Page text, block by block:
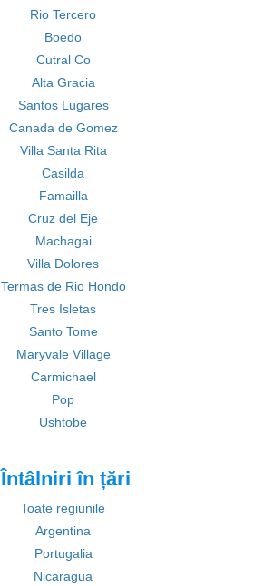
Rio Tercero
Boedo
Cutral Co
Alta Gracia
Santos Lugares
Canada de Gomez
Villa Santa Rita
Casilda
Famailla
Cruz del Eje
Machagai
Villa Dolores
Termas de Rio Hondo
Tres Isletas
Santo Tome
Maryvale Village
Carmichael
Pop
Ushtobe
Întâlniri în țări
Toate regiunile
Argentina
Portugalia
Nicaragua